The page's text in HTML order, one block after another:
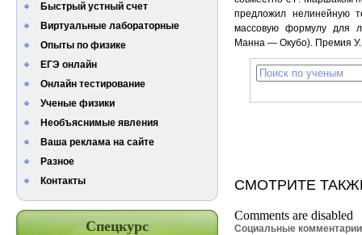
Быстрый устный счет
Виртуальные лабораторные
Опыты по физике
ЕГЭ онлайн
Онлайн тестирование
Ученые физики
Необъяснимые явления
Ваша реклама на сайте
Разное
Контакты
Спецкурс
предложил нелинейную
массовую формулу для
Манна — Окубо). Премия
СМОТРИТЕ
Comments are disabled
Социальные